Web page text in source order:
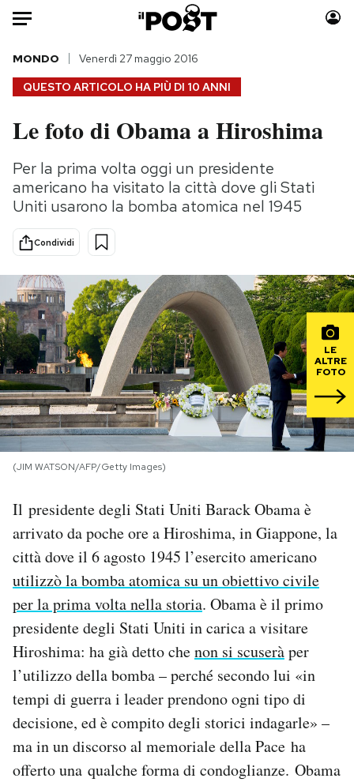
Auto
HOME
Italia
Politica
Scienza
Economia
Sport
Moda
Consumismi
Storie/Idee
Altrecose
Mondiali calcio 2026
PODCAST
NEWSLETTER
SHOP
CALENDARIO
AREA PERSONALE
Area Personale
Newsletter
Notifiche mobile
Regala il Post
QUESTO ARTICOLO HA PIÙ DI 10 ANNI
MONDO Venerdì 27 maggio 2016
Le foto di Obama a Hiroshima
Per la prima volta oggi un presidente
americano ha visitato la città dove gli Stati
Uniti usarono la bomba atomica nel 1945
Condividi
LE
ALTRE
FOTO
(JIM WATSON/AFP/Getty Images)
Il presidente degli Stati Uniti Barack Obama è
arrivato da poche ore a Hiroshima, in Giappone, la
città dove il 6 agosto 1945 l’esercito americano
utilizzò la bomba atomica su un obiettivo civile
per la prima volta nella storia. Obama è il primo
presidente degli Stati Uniti in carica a visitare
Hiroshima: ha già detto chenon si scuseràper
l’utilizzo della bomba – perché secondo lui «in
tempi di guerra i leader prendono ogni tipo di
decisione, ed è compito degli storici indagarle» –
ma in un discorso al memoriale della Pace ha
offerto una qualche forma di condoglianze. Obama